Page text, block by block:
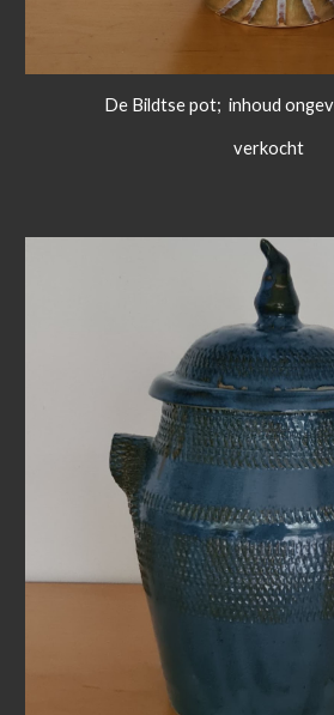
De Bildtse pot; inhoud
verkocht